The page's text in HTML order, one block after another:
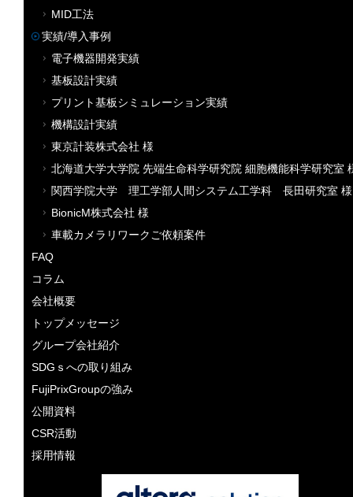
MID工法
実績/導入事例
電子機器開発実績
基板設計実績
プリント基板シミュレーション実績
機構設計実績
東京計装株式会社 様
北海道大学大学院 先端生命科学研究院 細胞機能科学研究室
関西学院大学 理工学部人間システム工学科 長田研究室 様
BionicM株式会社 様
車載カメラリワークご依頼案件
FAQ
コラム
会社概要
トップメッセージ
グループ会社紹介
SDGｓへの取り組み
FujiPrixGroupの強み
公開資料
CSR活動
採用情報